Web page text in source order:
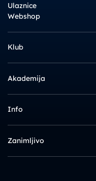
Ulaznice
Webshop
Klub
Akademija
Info
Zanimljivo